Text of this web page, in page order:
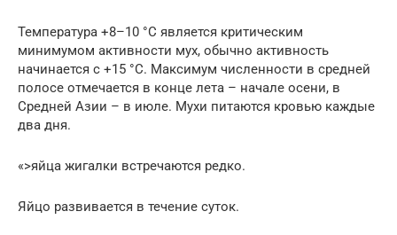
Температура +8–10 °C является критическим
минимумом активности мух, обычно активность
начинается с +15 °C. Максимум численности в средней
полосе отмечается в конце лета – начале осени, в
Средней Азии – в июле. Мухи питаются кровью каждые
два дня.
«>яйца жигалки встречаются редко.
Яйцо развивается в течение суток.